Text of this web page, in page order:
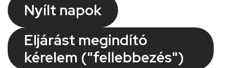
Nyílt napok
Eljárást megindító
kérelem ("fellebbezés")